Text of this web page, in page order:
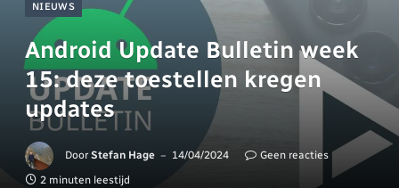
NIEUWS
Android Update Bulletin week
15: deze toestellen kregen
updates
Door Stefan Hage 14/04/2024
Geen reacties
2 minuten leestijd